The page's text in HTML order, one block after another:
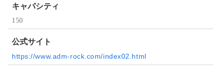
キャパシティ
150
公式サイト
https://www.adm-rock.com/index02.html